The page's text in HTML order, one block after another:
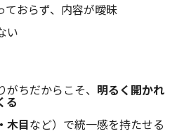
ておらず、内容が曖昧
い
ちだからこそ、 明るく開かれ
る
木目など）で統一感を持たせる